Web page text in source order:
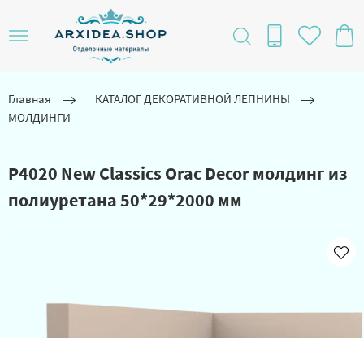
Главная
КАТАЛОГ ДЕКОРАТИВНОЙ ЛЕПНИНЫ
МОЛДИНГИ
P4020 New Classics Orac Decor молдинг из
полиуретана 50*29*2000 мм